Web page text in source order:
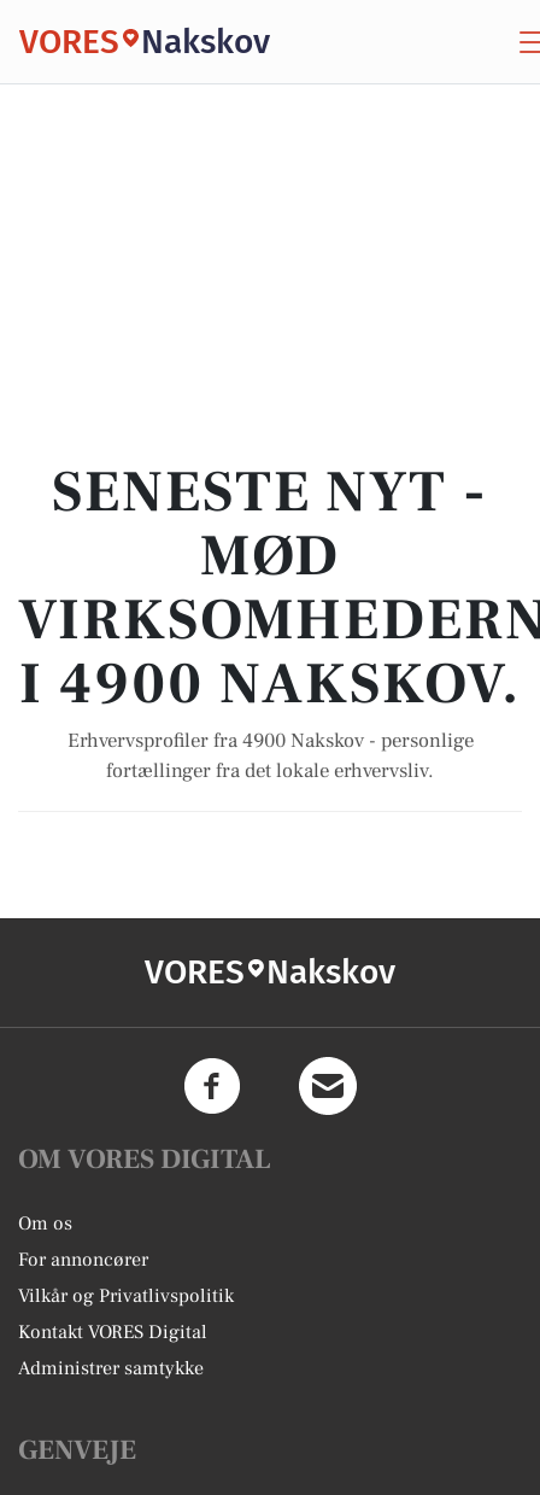
VORES Nakskov
SENESTE NYT -
MØD
I 4900 NAKSKOV.
Erhvervsprofiler fra 4900 Nakskov - personlige
fortællinger fra det lokale erhvervsliv.
VORES Nakskov
OM VORES DIGITAL
Om os
For annoncører
Vilkår og Privatlivspolitik
Kontakt VORES Digital
Administrer samtykke
GENVEJE